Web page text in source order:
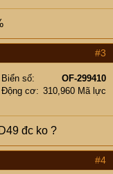
#3
Biển số
OF-299410
Động cơ
310,960 Mã lực
đc ko ?
#4